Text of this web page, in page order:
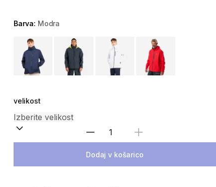
Barva: Modra
Choose a variant
velikost
Izberite količino
Dodaj v košarico